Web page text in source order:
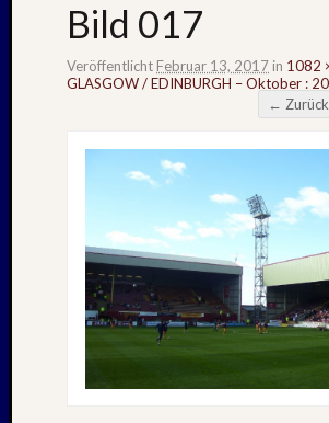
Bild 017
Veröffentlicht Februar 13, 2017 in 1082
GLASGOW / EDINBURGH – Oktober :
← Zurück